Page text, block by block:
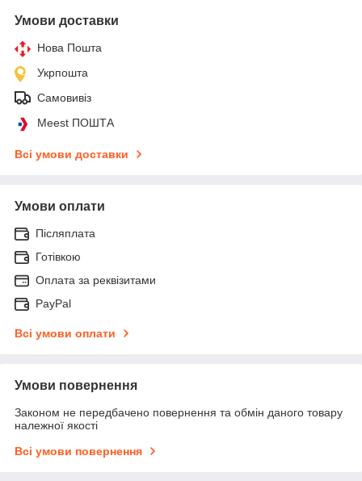
Умови доставки
Нова Пошта
Укрпошта
Самовивіз
Meest ПОШТА
Всі умови доставки
Умови оплати
Післяплата
Готівкою
Оплата за реквізитами
PayPal
Всі умови оплати
Умови повернення
Законом не передбачено повернення та обмін даного товару
належної якості
Всі умови повернення